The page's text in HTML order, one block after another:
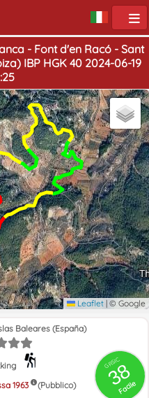
- Font d'en Racó - Sant
IBP HGK 40 2024-06-19
Leaflet | © Google
GRSIC
38
Facile
Baleares (España)
1963
(Pubblico)